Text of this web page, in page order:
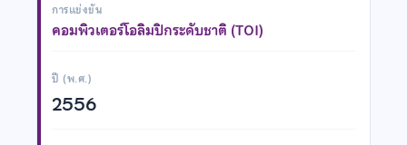
การแข่งขัน
คอมพิวเตอร์โอลิมปิกระดับชาติ (TOI)
ปี (พ.ศ.)
2556